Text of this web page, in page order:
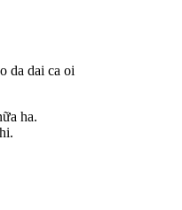
da dai ca oi
ha.